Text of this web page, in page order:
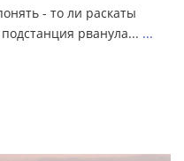
- то ли раскаты
рванула... ...